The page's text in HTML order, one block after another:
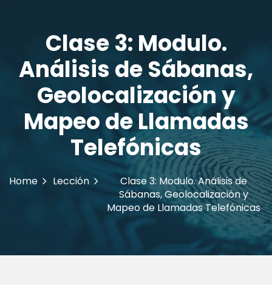
Clase 3: Modulo.
Análisis de Sábanas,
Geolocalización y
Mapeo de Llamadas
Telefónicas
Home Lección
Clase 3: Modulo. Análisis de
Sábanas, Geolocalización y
Mapeo de Llamadas Telefónicas